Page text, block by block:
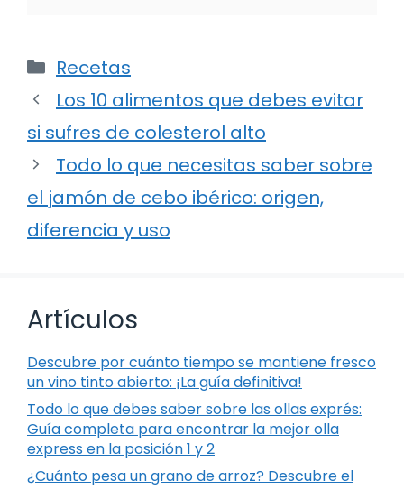
Categorías
Recetas
Los 10 alimentos que debes evitar
si sufres de colesterol alto
Todo lo que necesitas saber sobre
el jamón de cebo ibérico: origen,
diferencia y uso
Artículos
Descubre por cuánto tiempo se mantiene fresco
un vino tinto abierto: ¡La guía definitiva!
Todo lo que debes saber sobre las ollas exprés:
Guía completa para encontrar la mejor olla
express en la posición 1 y 2
¿Cuánto pesa un grano de arroz? Descubre el